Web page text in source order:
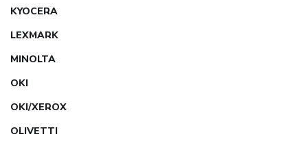
KYOCERA
LEXMARK
MINOLTA
OKI
OKI/XEROX
OLIVETTI